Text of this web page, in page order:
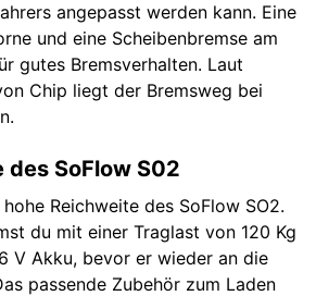
angepasst werden kann. Eine
und eine Scheibenbremse am
gutes Bremsverhalten. Laut
Chip liegt der Bremsweg bei
des SoFlow S02
Reichweite des SoFlow SO2.
du mit einer Traglast von 120 Kg
V Akku, bevor er wieder an die
passende Zubehör zum Laden